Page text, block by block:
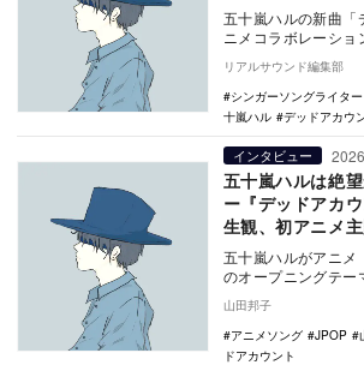
五十嵐ハルの新曲「
ニメコラボレーシ
ィシャルYouTube
た。 …
リアルサウンド編集部
シンガーソングライター
十嵐ハル
デッドアカウ
インタビュー
五十嵐ハルは絶
ー『デッドアカ
生観、初アニメ
五十嵐ハルがアニメ
のオープニングテー
作と自身の作家…
山田邦子
アニメソング
JPOP
ドアカウント